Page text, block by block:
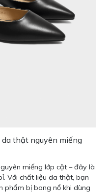
thật nguyên miếng
miếng lớp cật – đây là
Với chất liệu da thật, bạn
phẩm bị bong nổ khi dùng